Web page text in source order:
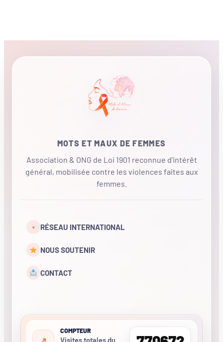
MOTS ET MAUX DE FEMMES
Association & ONG de Loi 1901 reconnue d'intérêt
général, mobilisée contre les violences faites aux
femmes.
• RÉSEAU INTERNATIONAL
NOUS SOUTENIR
CONTACT
COMPTEUR
Visites totales du